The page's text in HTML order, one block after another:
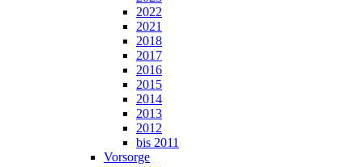
2022
2021
2018
2017
2016
2015
2014
2013
2012
bis 2011
Vorsorge